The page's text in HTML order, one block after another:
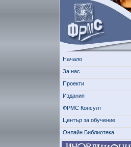
Начало
За нас
Проекти
Издания
ФРМС Консулт
Център за обучение
Онлайн Библиотека